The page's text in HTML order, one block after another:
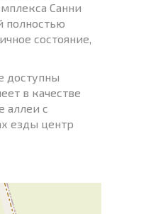
Санни
полностью
состояние,
доступны
в качестве
аллеи с
езды центр